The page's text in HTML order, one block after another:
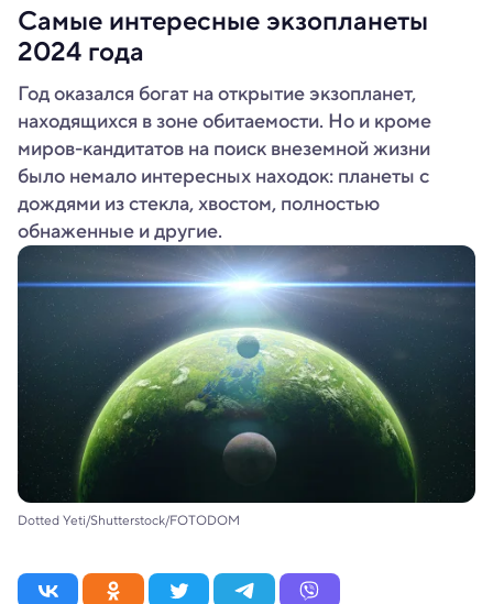
Самые интересные экзопланеты
2024 года
Год оказался богат на открытие экзопланет,
находящихся в зоне обитаемости. Но и кроме
миров-кандитатов на поиск внеземной жизни
было немало интересных находок: планеты с
дождями из стекла, хвостом, полностью
обнаженные и другие.
Dotted Yeti/Shutterstock/FOTODOM